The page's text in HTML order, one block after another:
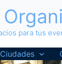
para tus
Ciudades